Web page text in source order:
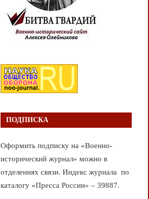
ПОДПИСКА
Оформить подписку на «Военно-
исторический журнал» можно в
отделениях связи. Индекс журнала по
каталогу «Пресса России» – 39887.